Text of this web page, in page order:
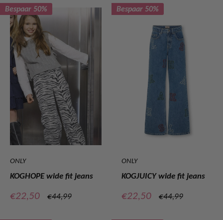
Bespaar 50%
ONLY
KOGHOPE wide fit jeans
Verkoopprijs
€22,50
Normale
€44,99
Bespaar 50%
ONLY
KOGJUICY wide fit jeans
Verkoopprijs
€22,50
Normale
€44,99